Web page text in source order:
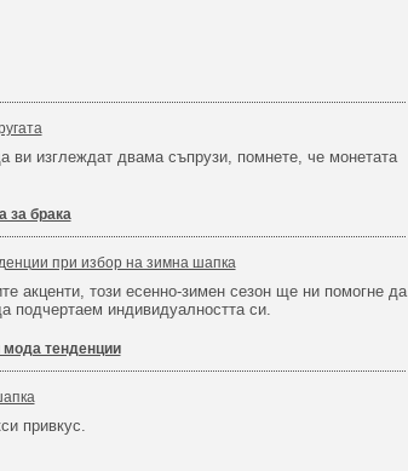
ви изглеждат двама съпрузи, помнете, че монетата
за брака
при избор на зимна шапка
акценти, този есенно-зимен сезон ще ни помогне да
подчертаем индивидуалността си.
тенденции
привкус.